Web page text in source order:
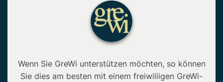
Wenn Sie GreWi unterstützen möchten, so können
Sie dies am besten mit einem freiwiliigen GreWi-